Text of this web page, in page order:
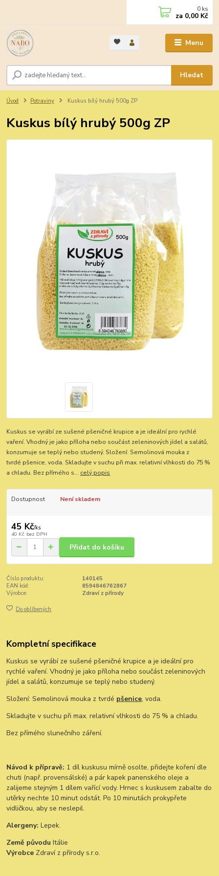
Menu
Hledat
0 ks
za 0,00 Kč
Úvod Potraviny Kuskus bílý hrubý 500g ZP
Kuskus bílý hrubý 500g ZP
Kuskus se vyrábí ze sušené pšeničné krupice a je ideální pro rychlé
vaření. Vhodný je jako příloha nebo součást zeleninových jídel a salátů,
konzumuje se teplý nebo studený. Složení: Semolinová mouka z
tvrdé pšenice, voda. Skladujte v suchu při max. relativní vlhkosti do 75 %
a chladu. Bez přímého s... celý popis
Dostupnost Není skladem
45 Kč/ks
40 Kč bez DPH
Přidat do košíku
Číslo produktu:
140145
EAN kód:
8594846762867
Výrobce:
Zdraví z přírody
Do oblíbených
Kompletní specifikace
Kuskus se vyrábí ze sušené pšeničné krupice a je ideální pro
rychlé vaření. Vhodný je jako příloha nebo součást zeleninových
jídel a salátů, konzumuje se teplý nebo studený.
Složení: Semolinová mouka z tvrdé pšenice, voda.
Skladujte v suchu při max. relativní vlhkosti do 75 % a chladu.
Bez přímého slunečního záření.
Návod k přípravě: 1 díl kuskusu mírně osolte, přidejte koření dle
chuti (např. provensálské) a pár kapek panenského oleje a
zalijeme stejným 1 dílem vařící vody. Hrnec s kuskusem zabalte do
utěrky nechte 10 minut odstát. Po 10 minutách prokypřete
vidličkou, aby se neslepil.
Alergeny: Lepek.
Země původuItálie
Výrobce Zdraví z přírody s.r.o.